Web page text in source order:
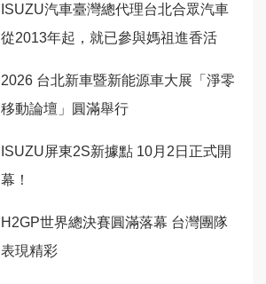
ISUZU汽車臺灣總代理台北合眾汽車
從2013年起，就已參與媽祖進香活
2026 台北新車暨新能源車大展「淨零
移動論壇」圓滿舉行
ISUZU屏東2S新據點 10月2日正式開
幕！
H2GP世界總決賽圓滿落幕 台灣團隊
表現精彩